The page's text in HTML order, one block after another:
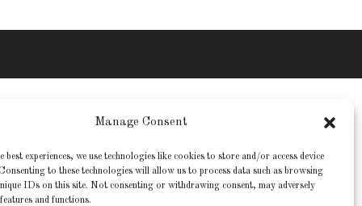
Manage Consent
best experiences, we use technologies like cookies to store and/or access device
to these technologies will allow us to process data such as browsing
IDs on this site. Not consenting or withdrawing consent, may adversely
and functions.